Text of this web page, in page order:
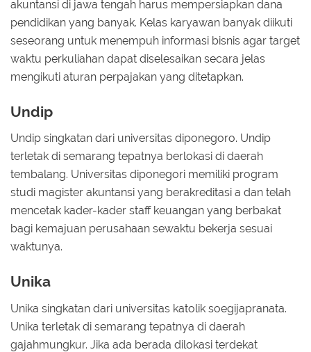
akuntansi di jawa tengah harus mempersiapkan dana
pendidikan yang banyak. Kelas karyawan banyak diikuti
seseorang untuk menempuh informasi bisnis agar target
waktu perkuliahan dapat diselesaikan secara jelas
mengikuti aturan perpajakan yang ditetapkan.
Undip
Undip singkatan dari universitas diponegoro. Undip
terletak di semarang tepatnya berlokasi di daerah
tembalang. Universitas diponegori memiliki program
studi magister akuntansi yang berakreditasi a dan telah
mencetak kader-kader staff keuangan yang berbakat
bagi kemajuan perusahaan sewaktu bekerja sesuai
waktunya.
Unika
Unika singkatan dari universitas katolik soegijapranata.
Unika terletak di semarang tepatnya di daerah
gajahmungkur. Jika ada berada dilokasi terdekat